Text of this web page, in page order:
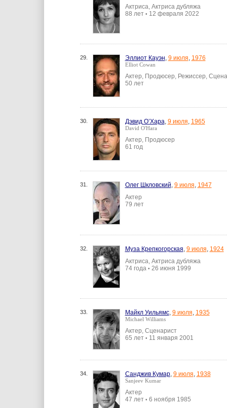
Актриса, Актриса дубляжа
88 лет • 12 февраля 2022
29. Эллиот Кауэн, 9 июля, 1976
Elliot Cowan
Актер, Продюсер, Режиссер,
50 лет
30. Дэвид О’Хара, 9 июля, 1965
David O'Hara
Актер, Продюсер
61 год
31. Олег Шкловский, 9 июля, 1947
Актер
79 лет
32. Муза Крепкогорская, 9 июля, 1924
Актриса, Актриса дубляжа
74 года • 26 июня 1999
33. Майкл Уильямс, 9 июля, 1935
Michael Williams
Актер, Сценарист
65 лет • 11 января 2001
34. Санджив Кумар, 9 июля, 1938
Sanjeev Kumar
Актер
47 лет • 6 ноября 1985